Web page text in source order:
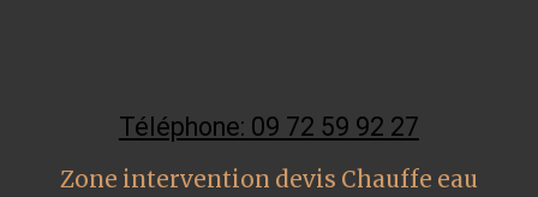
Téléphone: 09 72 59 92 27
Zone intervention devis Chauffe eau